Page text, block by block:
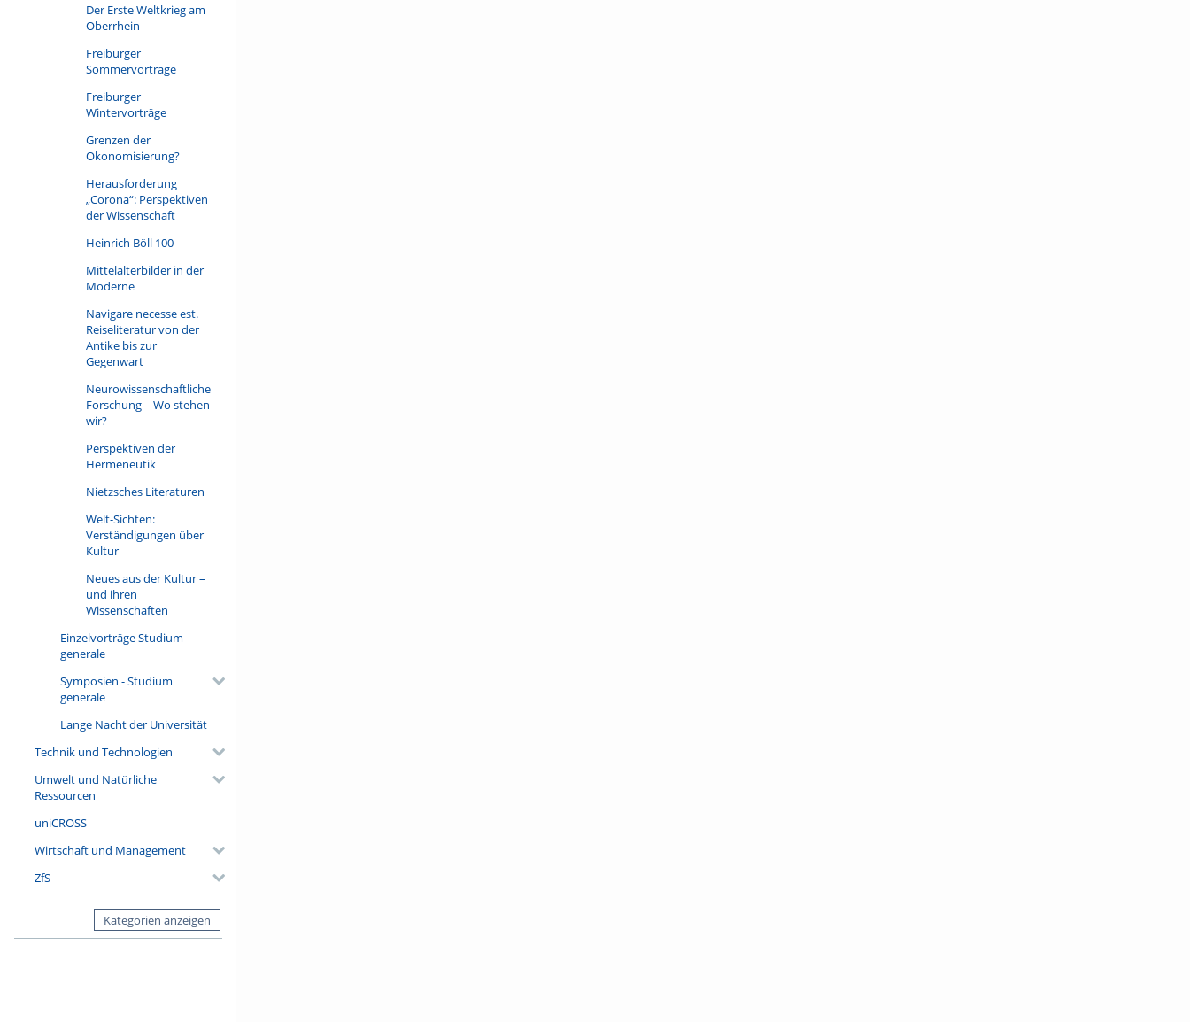
Der Erste Weltkrieg am
Oberrhein
Freiburger
Sommervorträge
Freiburger
Wintervorträge
Grenzen der
Ökonomisierung?
Herausforderung
„Corona“: Perspektiven
der Wissenschaft
Heinrich Böll 100
Mittelalterbilder in der
Moderne
Navigare necesse est.
Reiseliteratur von der
Antike bis zur
Gegenwart
Neurowissenschaftliche
Forschung – Wo stehen
wir?
Perspektiven der
Hermeneutik
Nietzsches Literaturen
Welt-Sichten:
Verständigungen über
Kultur
Neues aus der Kultur –
und ihren
Wissenschaften
Einzelvorträge Studium
generale
Symposien - Studium
generale
Lange Nacht der Universität
Technik und Technologien
Umwelt und Natürliche
Ressourcen
uniCROSS
Wirtschaft und Management
ZfS
Kategorien anzeigen